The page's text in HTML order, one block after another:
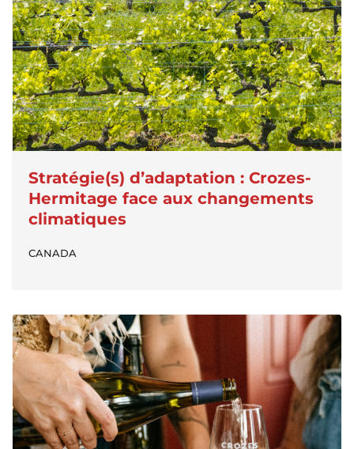
Stratégie(s) d’adaptation : Crozes-
Hermitage face aux changements
climatiques
CANADA